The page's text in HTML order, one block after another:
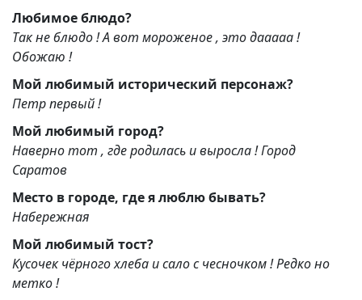
Любимое блюдо?
Так не блюдо ! А вот мороженое , это дааааа !
Обожаю !
Мой любимый исторический персонаж?
Петр первый !
Мой любимый город?
Наверно тот , где родилась и выросла ! Город
Саратов
Место в городе, где я люблю бывать?
Набережная
Мой любимый тост?
Кусочек чёрного хлеба и сало с чесночком ! Редко но
метко !